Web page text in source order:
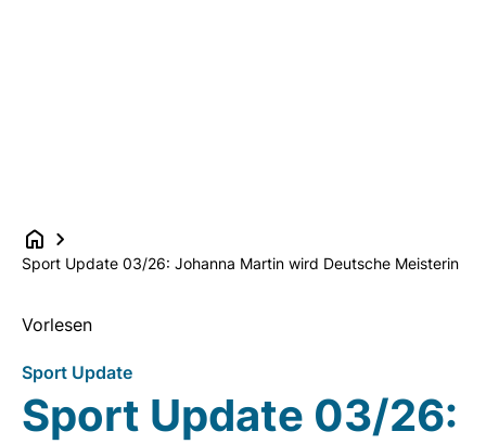
Sport Update 03/26: Johanna Martin wird Deutsche Meisterin
Vorlesen
Sport Update
Sport Update 03/26: